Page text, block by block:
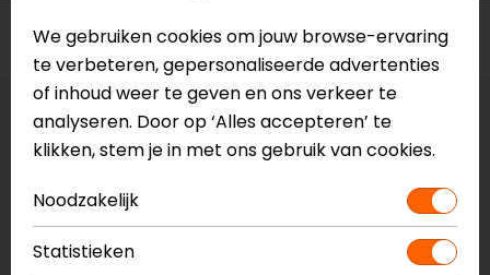
Voorraad
Kleur:Zwart-Oranje
Niet op voorraad
Vestiging Breda
We gebruiken cookies om jouw browse-ervaring
te verbeteren, gepersonaliseerde advertenties
of inhoud weer te geven en ons verkeer te
analyseren. Door op ‘Alles accepteren’ te
klikken, stem je in met ons gebruik van cookies.
Noodzakelijk
Statistieken